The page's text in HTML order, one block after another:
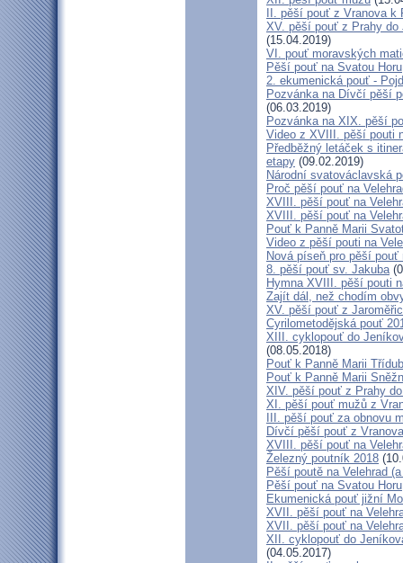
II. pěší pouť z Vranova k
XV. pěší pouť z Prahy
(15.04.2019)
VI. pouť moravských
Pěší pouť na Svatou Horu
2. ekumenická pouť -
Pozvánka na Dívčí pěší
(06.03.2019)
Pozvánka na XIX. pěší
Video z XVIII. pěší pouti
Předběžný letáček s
etapy (09.02.2019)
Národní svatováclavská
Proč pěší pouť na
XVIII. pěší pouť na
XVIII. pěší pouť na
Pouť k Panně Marii
Video z pěší pouti na
Nová píseň pro pěší
8. pěší pouť sv. Jakuba
Hymna XVIII. pěší pouti
Zajít dál, než chodím
XV. pěší pouť z
Cyrilometodějská pouť
XIII. cyklopouť do
(08.05.2018)
Pouť k Panně Marii
Pouť k Panně Marii
XIV. pěší pouť z Prahy
XI. pěší pouť mužů z
III. pěší pouť za obnovu
Dívčí pěší pouť z
XVIII. pěší pouť na
Železný poutník 2018
Pěší poutě na Velehrad
Pěší pouť na Svatou Horu
Ekumenická pouť jižní
XVII. pěší pouť na
XVII. pěší pouť na
XII. cyklopouť do
(04.05.2017)